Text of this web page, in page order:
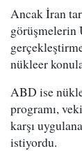
Ancak İran
görüşmelerin
nükleer
ABD ise
programı,
karşı
istiyordu.